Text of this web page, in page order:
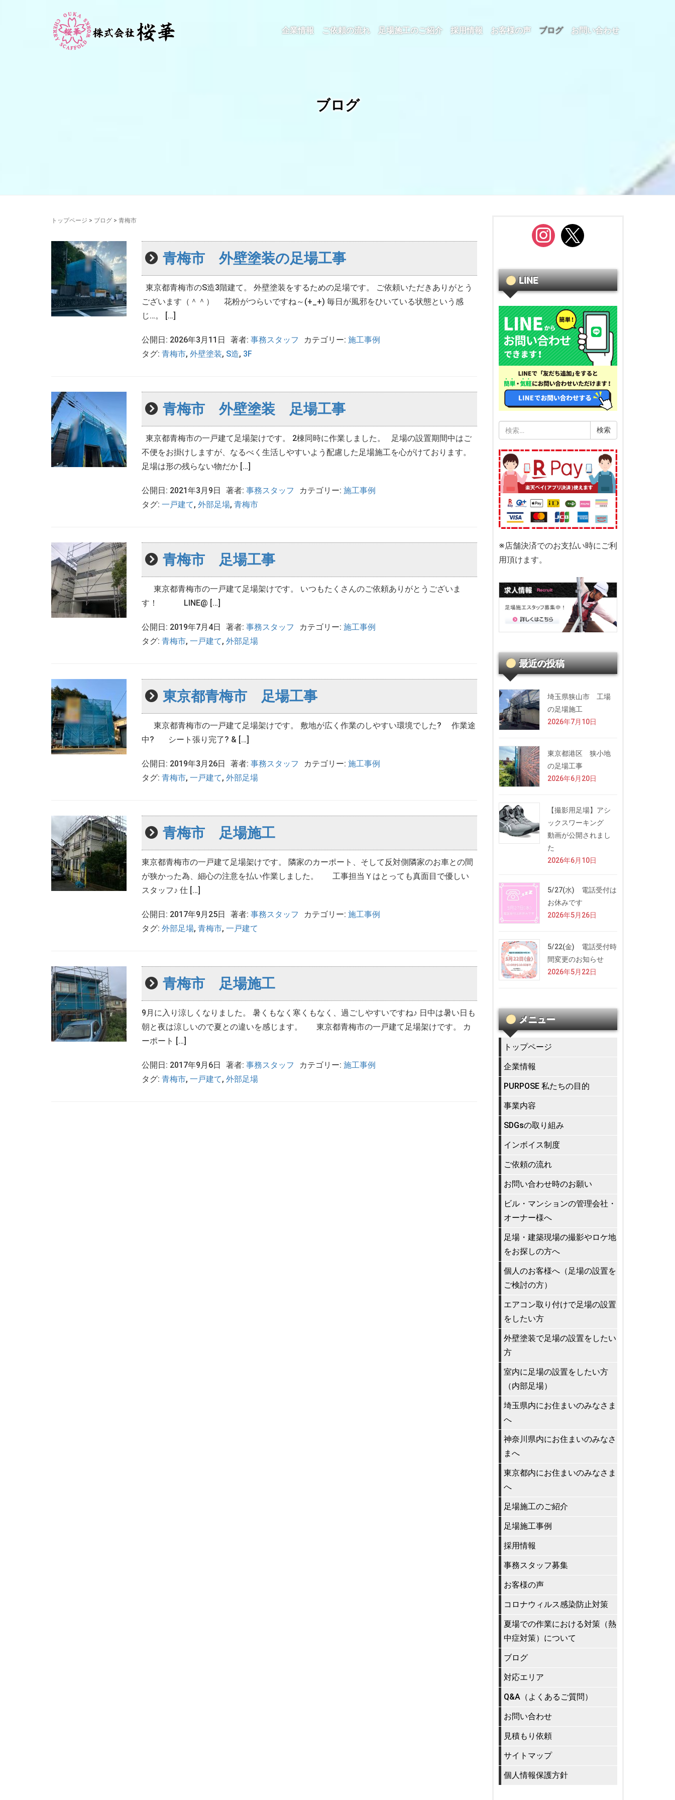
企業情報 ご依頼の流れ 足場施工のご紹介 採用情報 お客様の声 ブログ お問い合わせ
ブログ
トップページ > ブログ > 青梅市
青梅市 外壁塗装の足場工事
東京都青梅市のS造3階建て。 外壁塗装をするための足場です。 ご依頼いただきありがとう
ございます（＾＾） 花粉がつらいですね～(+_+) 毎日が風邪をひいている状態という感
じ…。 […]
公開日: 2026年3月11日 著者: 事務スタッフ カテゴリー: 施工事例
タグ: 青梅市, 外壁塗装, S造, 3F
青梅市 外壁塗装 足場工事
東京都青梅市の一戸建て足場架けです。 2棟同時に作業しました。 足場の設置期間中はご
不便をお掛けしますが、なるべく生活しやすいよう配慮した足場施工を心がけております。
足場は形の残らない物だか […]
公開日: 2021年3月9日 著者: 事務スタッフ カテゴリー: 施工事例
タグ: 一戸建て, 外部足場, 青梅市
青梅市 足場工事
東京都青梅市の一戸建て足場架けです。 いつもたくさんのご依頼ありがとうございま
す！ LINE@ […]
公開日: 2019年7月4日 著者: 事務スタッフ カテゴリー: 施工事例
タグ: 青梅市, 一戸建て, 外部足場
東京都青梅市 足場工事
東京都青梅市の一戸建て足場架けです。 敷地が広く作業のしやすい環境でした? 作業途
中? シート張り完了? & […]
公開日: 2019年3月26日 著者: 事務スタッフ カテゴリー: 施工事例
タグ: 青梅市, 一戸建て, 外部足場
青梅市 足場施工
東京都青梅市の一戸建て足場架けです。 隣家のカーポート、そして反対側隣家のお車との間
が狭かった為、細心の注意を払い作業しました。 工事担当Ｙはとっても真面目で優しい
スタッフ♪ 仕 […]
公開日: 2017年9月25日 著者: 事務スタッフ カテゴリー: 施工事例
タグ: 外部足場, 青梅市, 一戸建て
青梅市 足場施工
9月に入り涼しくなりました。 暑くもなく寒くもなく、過ごしやすいですね♪ 日中は暑い日も
朝と夜は涼しいので夏との違いを感じます。 東京都青梅市の一戸建て足場架けです。 カ
ーポート […]
公開日: 2017年9月6日 著者: 事務スタッフ カテゴリー: 施工事例
タグ: 青梅市, 一戸建て, 外部足場
instagram
x
LINE
索:
※店舗決済でのお支払い時にご利
用頂けます。
最近の投稿
埼玉県狭山市 工場
の足場施工
2026年7月10日
東京都港区 狭小地
の足場工事
2026年6月20日
【撮影用足場】アシ
ックスワーキング
動画が公開されまし
た
2026年6月10日
5/27(水) 電話受付は
お休みです
2026年5月26日
5/22(金) 電話受付時
間変更のお知らせ
2026年5月22日
メニュー
トップページ
企業情報
PURPOSE 私たちの目的
事業内容
SDGsの取り組み
インボイス制度
ご依頼の流れ
お問い合わせ時のお願い
ビル・マンションの管理会社・
オーナー様へ
足場・建築現場の撮影やロケ地
をお探しの方へ
個人のお客様へ（足場の設置を
ご検討の方）
エアコン取り付けで足場の設置
をしたい方
外壁塗装で足場の設置をしたい
方
室内に足場の設置をしたい方
（内部足場）
埼玉県内にお住まいのみなさま
へ
神奈川県内にお住まいのみなさ
まへ
東京都内にお住まいのみなさま
へ
足場施工のご紹介
足場施工事例
採用情報
事務スタッフ募集
お客様の声
コロナウィルス感染防止対策
夏場での作業における対策（熱
中症対策）について
ブログ
対応エリア
Q&A（よくあるご質問）
お問い合わせ
見積もり依頼
サイトマップ
個人情報保護方針